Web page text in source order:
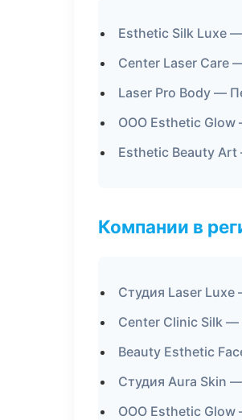
Esthetic Silk Luxe
Center Laser Care
Laser Pro Body —
ООО Esthetic Glow
Esthetic Beauty
Компании в
Студия Laser
Center Clinic Silk —
Beauty Esthetic
Студия Aura Skin
ООО Esthetic Glow